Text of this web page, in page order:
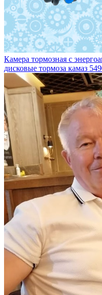
Камера тормозная с
дисковые тормоза камаз